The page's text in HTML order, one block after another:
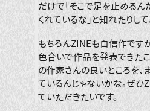
だけで「そこで足を止めるん
くれているな」と知れたりし
もちろんZINEも自信作です
色合いで作品を発表できた
の作家さんの良いところを
ているんじゃないかな。ぜ
ていただきたいです。